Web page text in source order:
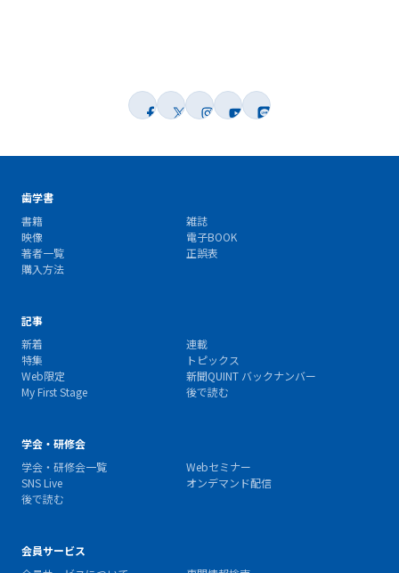
歯学書
書籍
雑誌
映像
電子BOOK
著者一覧
正誤表
購入方法
記事
新着
連載
特集
トピックス
Web限定
新聞QUINT バックナンバー
My First Stage
後で読む
学会・研修会
学会・研修会一覧
Webセミナー
SNS Live
オンデマンド配信
後で読む
会員サービス